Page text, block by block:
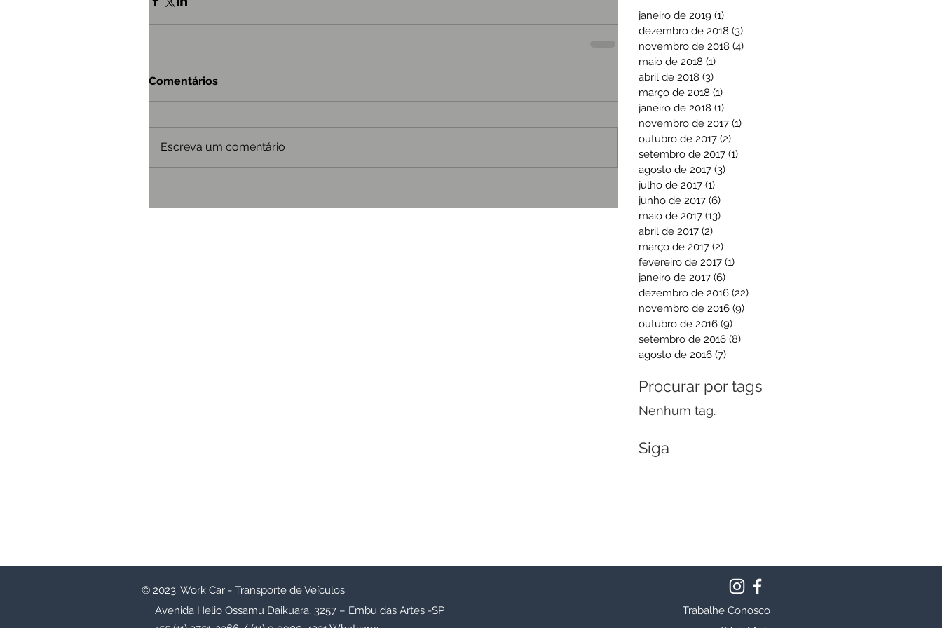
Comentários
Escreva um comentário
janeiro de 2019 (1)
dezembro de 2018 (3)
novembro de 2018 (4)
maio de 2018 (1)
abril de 2018 (3)
março de 2018 (1)
janeiro de 2018 (1)
novembro de 2017 (1)
outubro de 2017 (2)
setembro de 2017 (1)
agosto de 2017 (3)
julho de 2017 (1)
junho de 2017 (6)
maio de 2017 (13)
abril de 2017 (2)
março de 2017 (2)
fevereiro de 2017 (1)
janeiro de 2017 (6)
dezembro de 2016 (22)
novembro de 2016 (9)
outubro de 2016 (9)
setembro de 2016 (8)
agosto de 2016 (7)
Procurar por tags
Nenhum tag.
Siga
© 2023. Work Car - Transporte de Veículos
Avenida Helio Ossamu Daikuara, 3257 – Embu das Artes -SP
Trabalhe Conosco